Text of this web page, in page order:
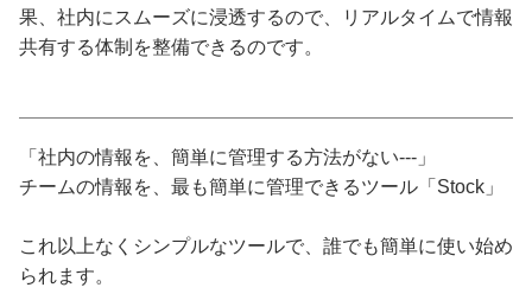
果、社内にスムーズに浸透するので、リアルタイムで情報
共有する体制を整備できるのです。
「社内の情報を、簡単に管理する方法がない---」
チームの情報を、最も簡単に管理できるツール「Stock」
これ以上なくシンプルなツールで、誰でも簡単に使い始め
られます。